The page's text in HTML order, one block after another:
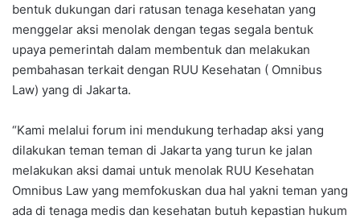
bentuk dukungan dari ratusan tenaga kesehatan yang
menggelar aksi menolak dengan tegas segala bentuk
upaya pemerintah dalam membentuk dan melakukan
pembahasan terkait dengan RUU Kesehatan ( Omnibus
Law) yang di Jakarta.
“Kami melalui forum ini mendukung terhadap aksi yang
dilakukan teman teman di Jakarta yang turun ke jalan
melakukan aksi damai untuk menolak RUU Kesehatan
Omnibus Law yang memfokuskan dua hal yakni teman yang
ada di tenaga medis dan kesehatan butuh kepastian hukum